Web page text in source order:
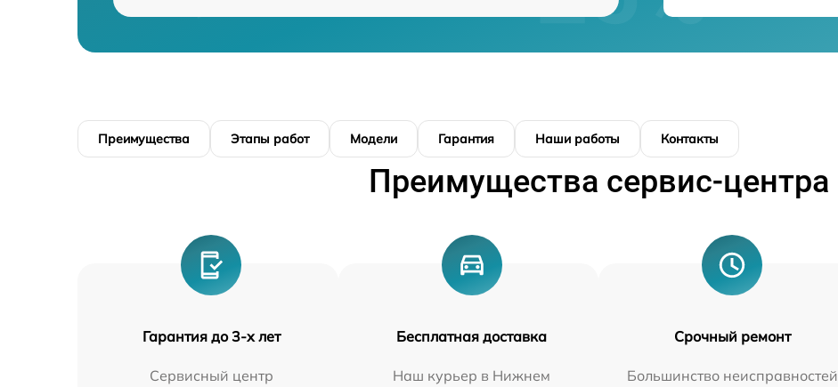
Преимущества Этапы работ Модели Гарантия Наши работы Контакты
Преимущества сервис-центра
Гарантия до 3-х лет
Сервисный центр
Бесплатная доставка
Наш курьер в Нижнем
Срочный ремонт
Большинство неисправностей